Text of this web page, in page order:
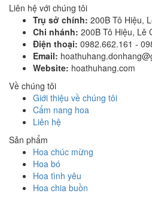
Liên hệ với chúng tôi
Trụ sở chính: 200B Tô Hiệu,
Chi nhánh: 200B Tô Hiệu, Lê
Điện thoại: 0982.662.161 -
Email:
Website: hoathuhang.com
Về chúng tôi
Giới thiệu về chúng tôi
Cẩm nang hoa
Liên hệ
Sản phẩm
Hoa chúc mừng
Hoa bó
Hoa tình yêu
Hoa chia buồn